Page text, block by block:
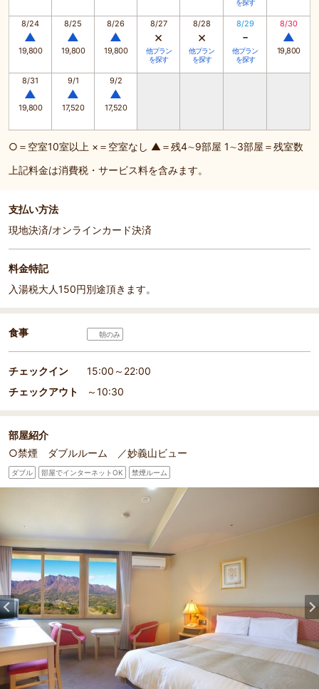
を探す
8/24
▲
19,800
8/25
▲
19,800
8/26
▲
19,800
8/27
×
他プラン
を探す
8/28
×
他プラン
を探す
8/29
-
他プラン
を探す
8/30
▲
19,800
8/31
▲
19,800
9/1
▲
17,520
9/2
▲
17,520
○＝空室10室以上 ×＝空室なし ▲＝残4∼9部屋 1∼3部屋＝残室数
上記料金は消費税・サービス料を含みます。
支払い方法
現地決済/オンラインカード決済
料金特記
入湯税大人150円別途頂きます。
食事 朝のみ
チェックイン
15:00～22:00
チェックアウト
～10:30
部屋紹介
○禁煙 ダブルルーム ／妙義山ビュー
ダブル 部屋でインターネットOK 禁煙ルーム